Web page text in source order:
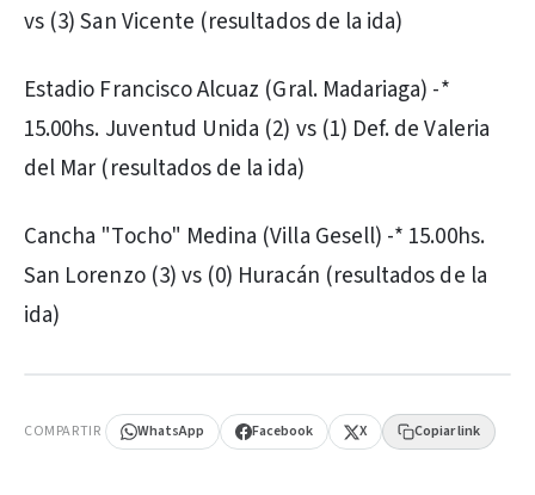
vs (3) San Vicente (resultados de la ida)
Estadio Francisco Alcuaz (Gral. Madariaga) -*
15.00hs. Juventud Unida (2) vs (1) Def. de Valeria
del Mar (resultados de la ida)
Cancha "Tocho" Medina (Villa Gesell) -* 15.00hs.
San Lorenzo (3) vs (0) Huracán (resultados de la
ida)
COMPARTIR WhatsApp Facebook X Copiar link